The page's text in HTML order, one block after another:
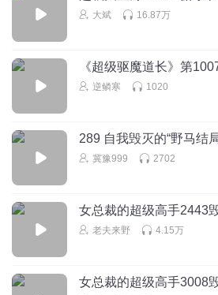
大斌 16.87万
《超级驱魔道长》第
逆鳞寒 1020
289 自我毁灭的“野马结
冀豫999 2702
女总裁的超级高手2443
老夫来野 4.15万
女总裁的超级高手3008